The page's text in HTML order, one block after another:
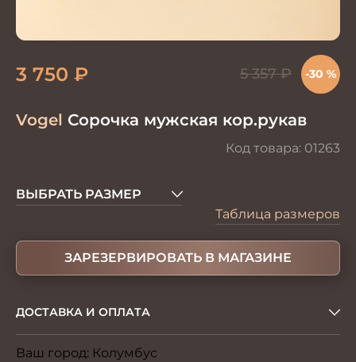
Vogel Сорочка мужская кор.рукав
Код товара: 01263
3 750 ₽ 5 357₽ -30 %
ВЫБРАТЬ РАЗМЕР
Таблица размеров
ЗАРЕЗЕРВИРОВАТЬ В МАГАЗИНЕ
ДОСТАВКА И ОПЛАТА
Ваш город: Колумбус